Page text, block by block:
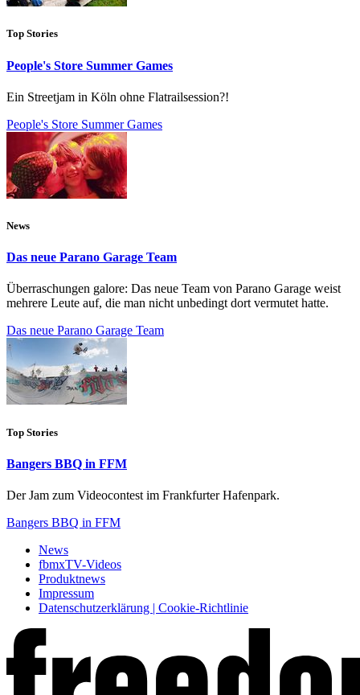
Top Stories
People's Store Summer Games
Ein Streetjam in Köln ohne Flatrailsession?!
People's Store Summer Games
News
Das neue Parano Garage Team
Überraschungen galore: Das neue Team von Parano Garage weist
mehrere Leute auf, die man nicht unbedingt dort vermutet hatte.
Das neue Parano Garage Team
Top Stories
Bangers BBQ in FFM
Der Jam zum Videocontest im Frankfurter Hafenpark.
Bangers BBQ in FFM
News
fbmxTV-Videos
Produktnews
Impressum
Datenschutzerklärung | Cookie-Richtlinie